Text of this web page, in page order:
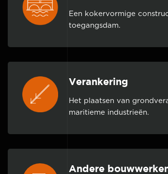
Een kokervormige
toegangsdam.
Verankering
Het plaatsen van
maritieme industrieën.
Andere